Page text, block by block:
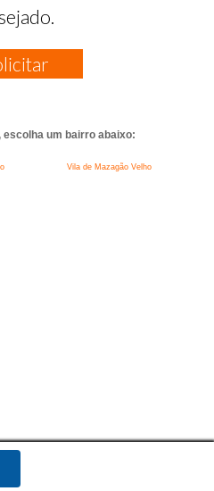
um bairro abaixo:
Vila de Mazagão Velho